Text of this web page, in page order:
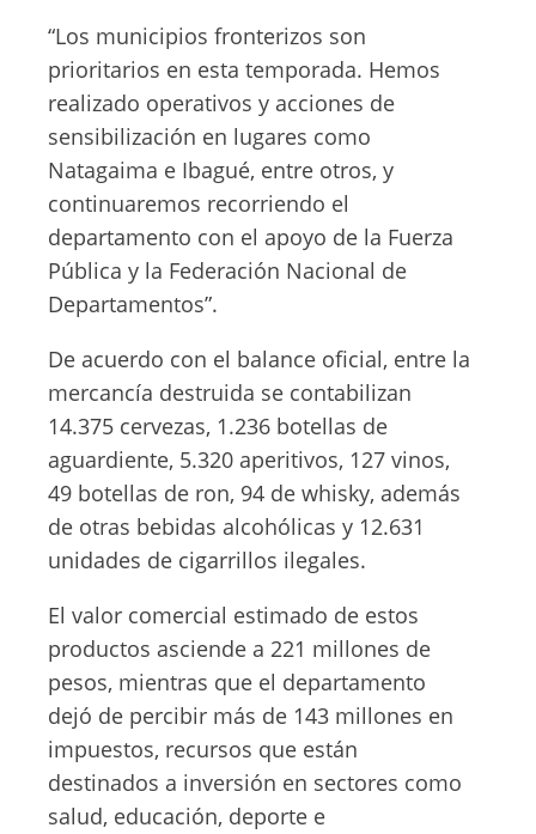
“Los municipios fronterizos son
prioritarios en esta temporada. Hemos
realizado operativos y acciones de
sensibilización en lugares como
Natagaima e Ibagué, entre otros, y
continuaremos recorriendo el
departamento con el apoyo de la Fuerza
Pública y la Federación Nacional de
Departamentos”.
De acuerdo con el balance oficial, entre la
mercancía destruida se contabilizan
14.375 cervezas, 1.236 botellas de
aguardiente, 5.320 aperitivos, 127 vinos,
49 botellas de ron, 94 de whisky, además
de otras bebidas alcohólicas y 12.631
unidades de cigarrillos ilegales.
El valor comercial estimado de estos
productos asciende a 221 millones de
pesos, mientras que el departamento
dejó de percibir más de 143 millones en
impuestos, recursos que están
destinados a inversión en sectores como
salud, educación, deporte e